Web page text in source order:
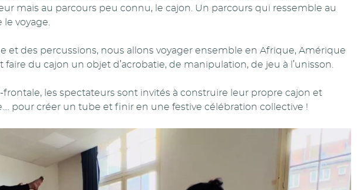
mais au parcours peu connu, le cajon. Un parcours qui ressemble au
le voyage.
et des percussions, nous allons voyager ensemble en Afrique, Amérique
faire du cajon un objet d’acrobatie, de manipulation, de jeu à l’unisson.
les spectateurs sont invités à construire leur propre cajon et
pour créer un tube et finir en une festive célébration collective !